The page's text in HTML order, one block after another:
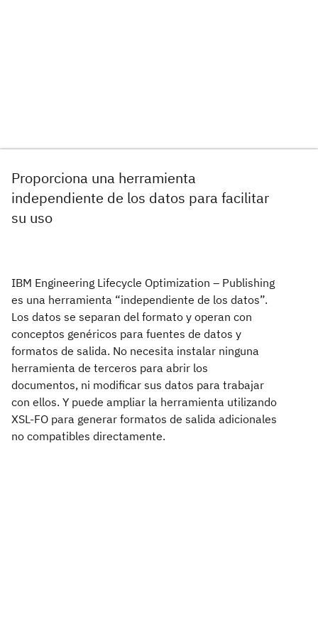
Proporciona una herramienta
independiente de los datos para facilitar
su uso
IBM Engineering Lifecycle Optimization – Publishing
es una herramienta “independiente de los datos”.
Los datos se separan del formato y operan con
conceptos genéricos para fuentes de datos y
formatos de salida. No necesita instalar ninguna
herramienta de terceros para abrir los
documentos, ni modificar sus datos para trabajar
con ellos. Y puede ampliar la herramienta utilizando
XSL-FO para generar formatos de salida adicionales
no compatibles directamente.